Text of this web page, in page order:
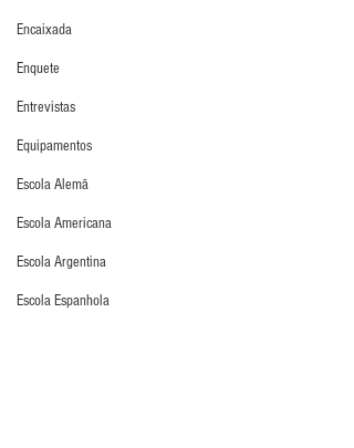
Encaixada
Enquete
Entrevistas
Equipamentos
Escola Alemã
Escola Americana
Escola Argentina
Escola Espanhola